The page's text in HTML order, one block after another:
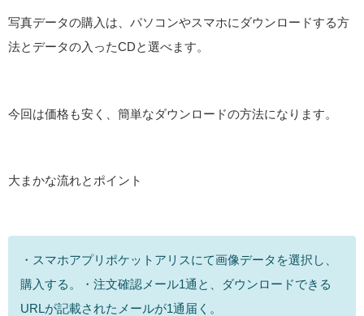
写真データの購入は、パソコンやスマホにダウンロードする方
法とデータの入ったCDと選べます。
今回は価格も安く、簡単なダウンロードの方法になります。
大まかな流れとポイント
・スマホアプリポケットアリスにて画像データを選択し、
購入する。・注文確認メール1通と、ダウンロードできる
URLが記載されたメールが1通届く。